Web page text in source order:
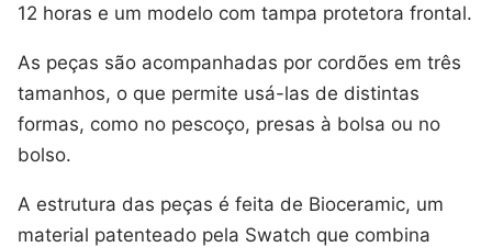
12 horas e um modelo com tampa protetora frontal.
As peças são acompanhadas por cordões em três
tamanhos, o que permite usá-las de distintas
formas, como no pescoço, presas à bolsa ou no
bolso.
A estrutura das peças é feita de Bioceramic, um
material patenteado pela Swatch que combina